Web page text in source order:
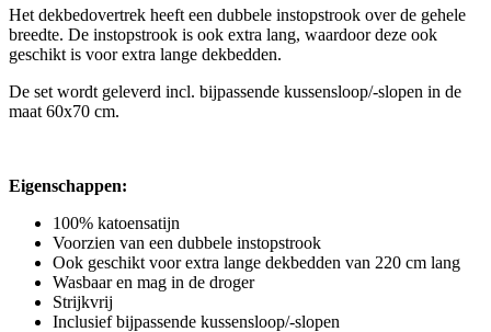
Het dekbedovertrek heeft een dubbele instopstrook over de gehele
breedte. De instopstrook is ook extra lang, waardoor deze ook
geschikt is voor extra lange dekbedden.
De set wordt geleverd incl. bijpassende kussensloop/-slopen in de
maat 60x70 cm.
Eigenschappen:
100% katoensatijn
Voorzien van een dubbele instopstrook
Ook geschikt voor extra lange dekbedden van 220 cm lang
Wasbaar en mag in de droger
Strijkvrij
Inclusief bijpassende kussensloop/-slopen